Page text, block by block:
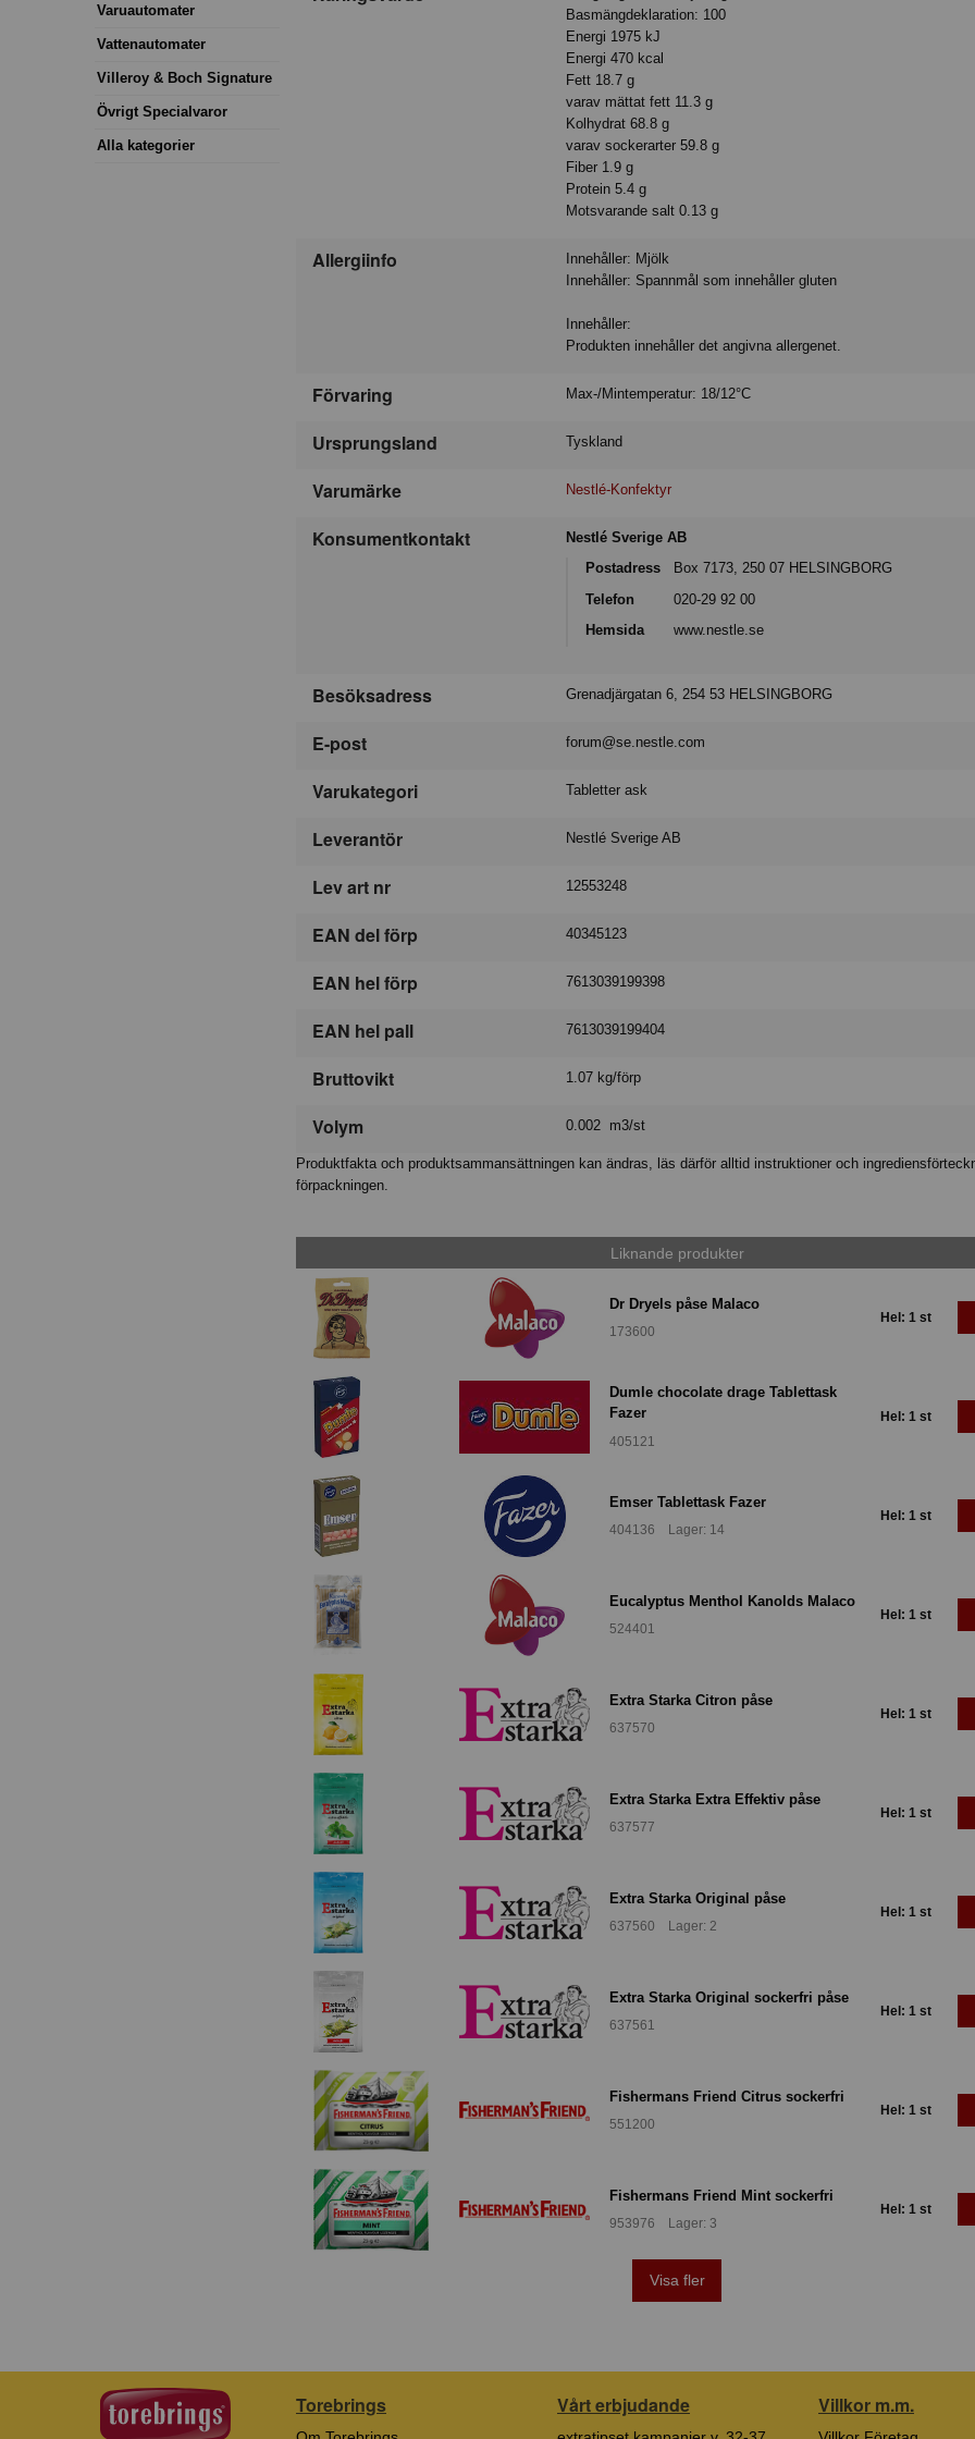
Varuautomater
Vattenautomater
Villeroy & Boch Signature
Övrigt Specialvaror
Alla kategorier
Basmängdeklaration: 100
Energi 1975 kJ
Energi 470 kcal
Fett 18.7 g
varav mättat fett 11.3 g
Kolhydrat 68.8 g
varav sockerarter 59.8 g
Fiber 1.9 g
Protein 5.4 g
Motsvarande salt 0.13 g
Allergiinfo
Innehåller: Mjölk
Innehåller: Spannmål som innehåller gluten
Innehåller:
Produkten innehåller det angivna allergenet.
Förvaring Max-/Mintemperatur: 18/12°C
Ursprungsland Tyskland
Varumärke Nestlé-Konfektyr
Konsumentkontakt
Nestlé Sverige AB
Postadress
Box 7173, 250 07 HELSINGBORG
Telefon
020-29 92 00
Hemsida
www.nestle.se
Besöksadress Grenadjärgatan 6, 254 53 HELSINGBORG
E-post forum@se.nestle.com
Varukategori Tabletter ask
Leverantör Nestlé Sverige AB
Lev art nr 12553248
EAN del förp 40345123
EAN hel förp 7613039199398
EAN hel pall 7613039199404
Bruttovikt 1.07 kg/förp
Volym 0.002 m3/st
Produktfakta och produktsammansättningen kan ändras, läs därför alltid instruktioner och
förpackningen.
Liknande produkter
Dr Dryels påse Malaco
173600
Hel: 1 st
Dumle chocolate drage Tablettask
Fazer
405121
Hel: 1 st
Emser Tablettask Fazer
404136 Lager: 14
Hel: 1 st
Eucalyptus Menthol Kanolds Malaco
524401
Hel: 1 st
Extra Starka Citron påse
637570
Hel: 1 st
Extra Starka Extra Effektiv påse
637577
Hel: 1 st
Extra Starka Original påse
637560 Lager: 2
Hel: 1 st
Extra Starka Original sockerfri påse
637561
Hel: 1 st
Fishermans Friend Citrus sockerfri
551200
Hel: 1 st
Fishermans Friend Mint sockerfri
953976 Lager: 3
Hel: 1 st
Visa fler
Torebrings Vårt erbjudande Villkor m.m.